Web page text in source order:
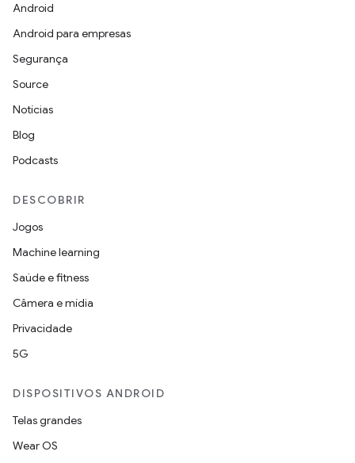
Android
Android para empresas
Segurança
Source
Notícias
Blog
Podcasts
DESCOBRIR
Jogos
Machine learning
Saúde e fitness
Câmera e mídia
Privacidade
5G
DISPOSITIVOS ANDROID
Telas grandes
Wear OS